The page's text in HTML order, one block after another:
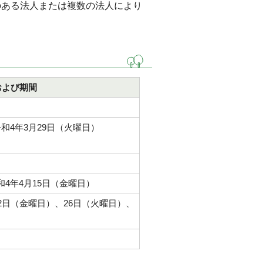
る法人または複数の法人により
よび期間
4年3月29日（火曜日）
年4月15日（金曜日）
（金曜日）、26日（火曜日）、